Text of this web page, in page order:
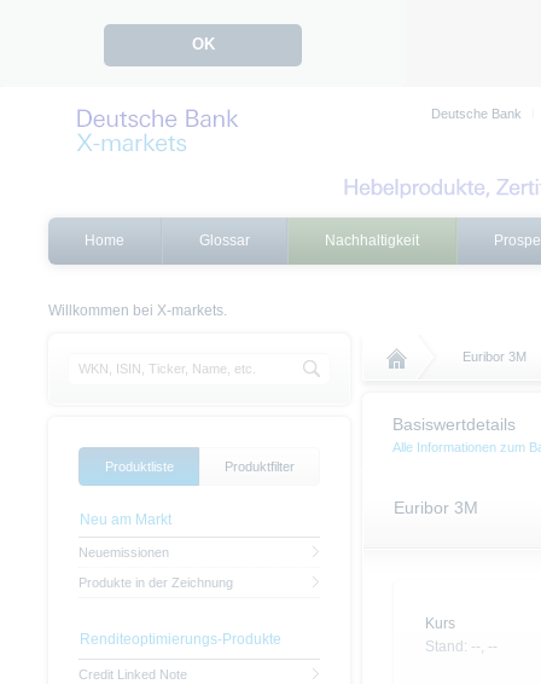
OK
Deutsche Bank
Home Glossar Nachhaltigkeit
Willkommen bei X-markets.
Euribor 3M
Basiswertdetails
Alle Informationen zum
Euribor 3M
Kurs
Stand: --, --
Produktliste Produktfilter
Neu am Markt
Neuemissionen
Produkte in der Zeichnung
Renditeoptimierungs-Produkte
Credit Linked Note